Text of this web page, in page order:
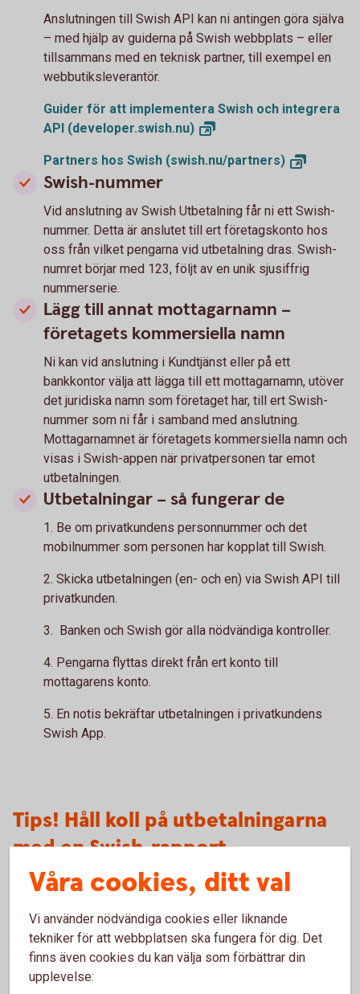
Anslutningen till Swish API kan ni antingen göra själva
– med hjälp av guiderna på Swish webbplats – eller
tillsammans med en teknisk partner, till exempel en
webbutiksleverantör.
Guider för att implementera Swish och integrera
API (developer.swish.nu)
Partners hos Swish (swish.nu/partners)
Swish-nummer
Vid anslutning av Swish Utbetalning får ni ett Swish-
nummer. Detta är anslutet till ert företagskonto hos
oss från vilket pengarna vid utbetalning dras. Swish-
numret börjar med 123, följt av en unik sjusiffrig
nummerserie.
Lägg till annat mottagarnamn –
företagets kommersiella namn
Ni kan vid anslutning i Kundtjänst eller på ett
bankkontor välja att lägga till ett mottagarnamn, utöver
det juridiska namn som företaget har, till ert Swish-
nummer som ni får i samband med anslutning.
Mottagarnamnet är företagets kommersiella namn och
visas i Swish-appen när privatpersonen tar emot
utbetalningen.
Utbetalningar – så fungerar de
1. Be om privatkundens personnummer och det
mobilnummer som personen har kopplat till Swish.
2. Skicka utbetalningen (en- och en) via Swish API till
privatkunden.
3. Banken och Swish gör alla nödvändiga kontroller.
4. Pengarna flyttas direkt från ert konto till
mottagarens konto.
5. En notis bekräftar utbetalningen i privatkundens
Swish App.
Tips! Håll koll på utbetalningarna
med en Swish-rapport
Ni kan enkelt skapa en Swish-rapport för utbetalningarna i
internetbanken. Följ stegen:
1. Logga in i internetbanken
2. Gå till översikten: Betala/överföra – Swish – Swish
funktioner.
3. Välj Swish-rapport
Våra cookies, ditt val
Vi använder nödvändiga cookies eller liknande
tekniker för att webbplatsen ska fungera för dig. Det
finns även cookies du kan välja som förbättrar din
upplevelse: